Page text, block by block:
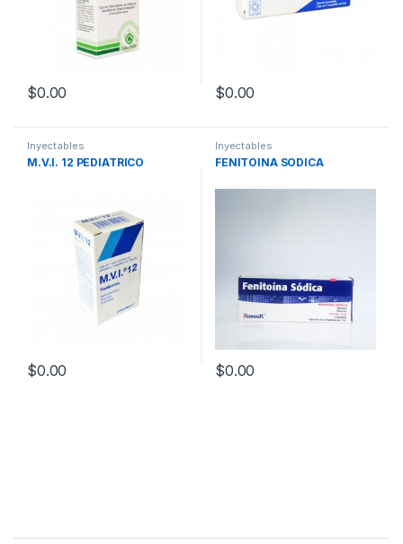
$0.00 $0.00
Inyectables
M.V.I. 12 PEDIATRICO
$0.00
Inyectables
FENITOINA SODICA
$0.00